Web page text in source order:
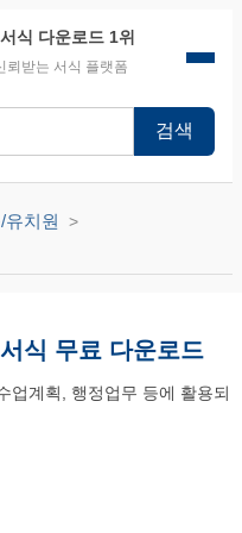
식 다운로드 1위
뢰받는 서식 플랫폼
검색
유치원
식 무료 다운로드
업계획, 행정업무 등에 활용되